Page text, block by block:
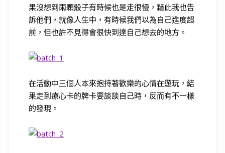
果沒想到兩顆骰子有時候也是走很慢，藉此我也告
訴他們，就像人生中，有時候我們以為自己進度超
前，但也許不見得會很快到達自己想去的地方。
在活動中三個人本來抱持著歡樂的心情在遊玩，結
果走到療心卡的牌卡要談談自己時，反而有不一樣
的發現。